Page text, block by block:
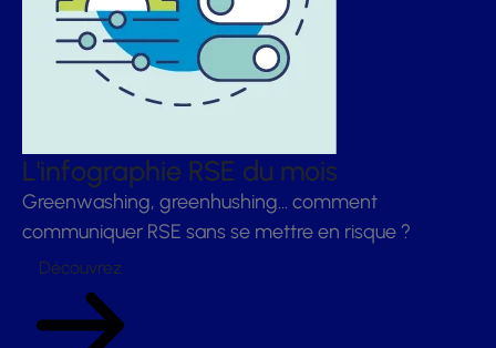
L'infographie RSE du mois
Greenwashing, greenhushing… comment
communiquer RSE sans se mettre en risque ?
Découvrez